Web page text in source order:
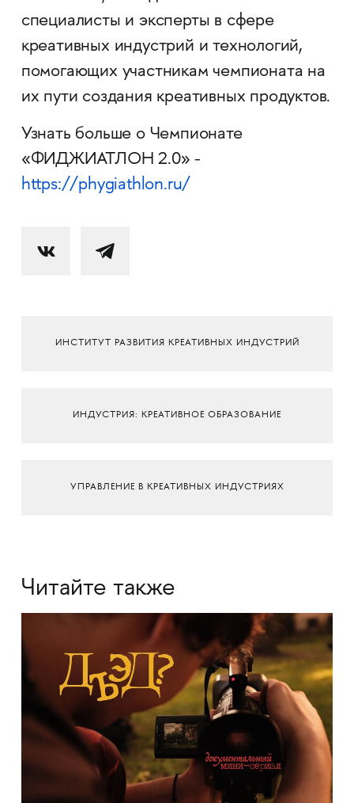
специалисты и эксперты в сфере
креативных индустрий и технологий,
помогающих участникам чемпионата на
их пути создания креативных продуктов.
Узнать больше о Чемпионате
«ФИДЖИАТЛОН 2.0» -
https://phygiathlon.ru/
ИНСТИТУТ РАЗВИТИЯ КРЕАТИВНЫХ ИНДУСТРИЙ
ИНДУСТРИЯ: КРЕАТИВНОЕ ОБРАЗОВАНИЕ
УПРАВЛЕНИЕ В КРЕАТИВНЫХ ИНДУСТРИЯХ
Читайте также